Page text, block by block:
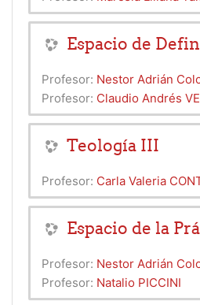
Espacio de
Profesor: Nestor Adrián
Profesor: Claudio Andrés
Teología III
Profesor: Carla Valeria
Espacio de la
Profesor: Nestor Adrián
Profesor: Natalio PICCINI